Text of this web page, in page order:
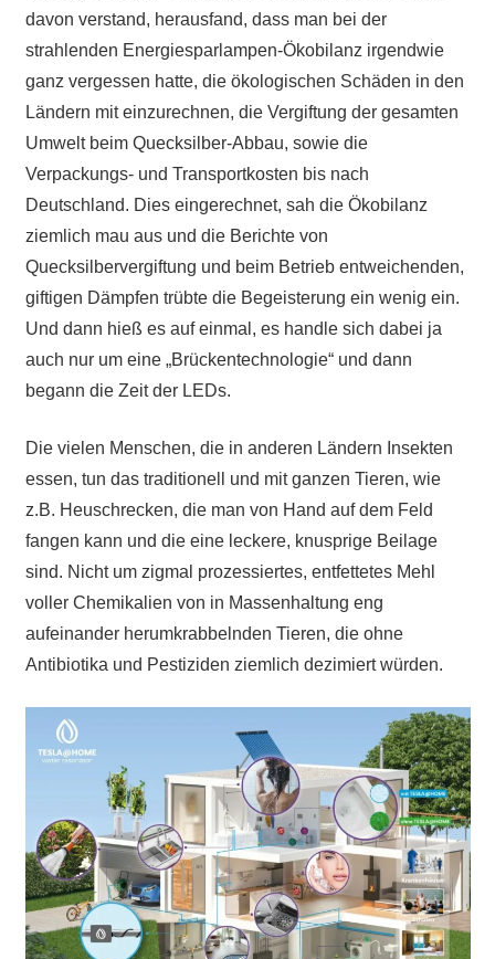
davon verstand, herausfand, dass man bei der
strahlenden Energiesparlampen-Ökobilanz irgendwie
ganz vergessen hatte, die ökologischen Schäden in den
Ländern mit einzurechnen, die Vergiftung der gesamten
Umwelt beim Quecksilber-Abbau, sowie die
Verpackungs- und Transportkosten bis nach
Deutschland. Dies eingerechnet, sah die Ökobilanz
ziemlich mau aus und die Berichte von
Quecksilbervergiftung und beim Betrieb entweichenden,
giftigen Dämpfen trübte die Begeisterung ein wenig ein.
Und dann hieß es auf einmal, es handle sich dabei ja
auch nur um eine „Brückentechnologie“ und dann
begann die Zeit der LEDs.
Die vielen Menschen, die in anderen Ländern Insekten
essen, tun das traditionell und mit ganzen Tieren, wie
z.B. Heuschrecken, die man von Hand auf dem Feld
fangen kann und die eine leckere, knusprige Beilage
sind. Nicht um zigmal prozessiertes, entfettetes Mehl
voller Chemikalien von in Massenhaltung eng
aufeinander herumkrabbelnden Tieren, die ohne
Antibiotika und Pestiziden ziemlich dezimiert würden.